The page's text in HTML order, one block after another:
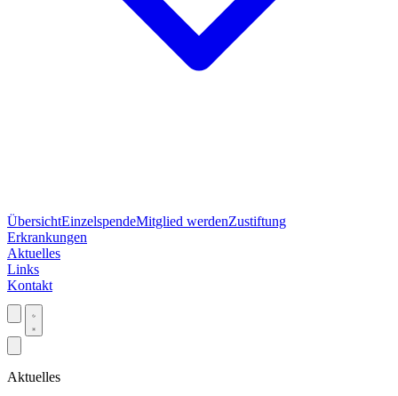
ÜbersichtEinzelspendeMitglied werdenZustiftung
Erkrankungen
Aktuelles
Links
Kontakt
Aktuelles